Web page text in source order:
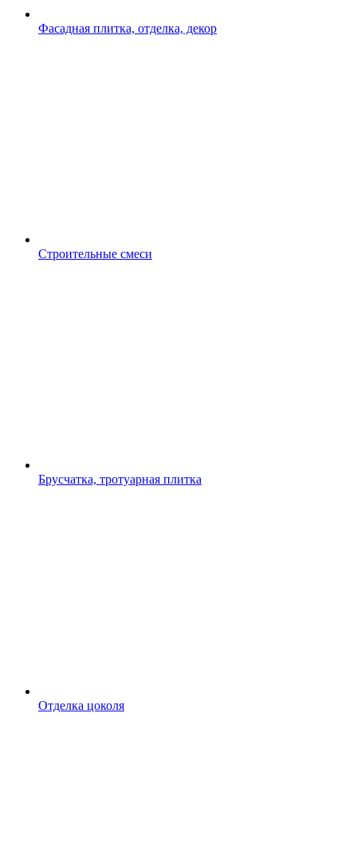
Фасадная плитка, отделка, декор
Строительные смеси
Брусчатка, тротуарная плитка
Отделка цоколя